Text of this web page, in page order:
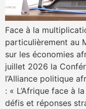
Face à la
particulièrement au
sur les économies
juillet 2026 la
l’Alliance politique
: « L’Afrique face à
défis et réponses